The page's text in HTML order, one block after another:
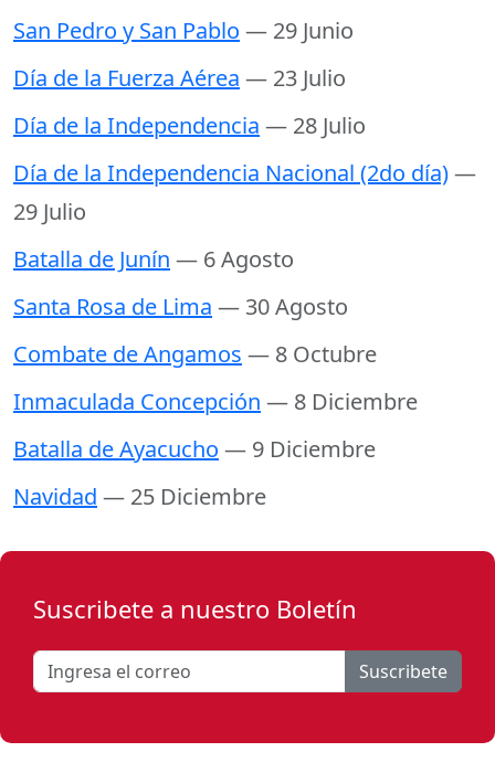
San Pedro y San Pablo — 29 Junio
Día de la Fuerza Aérea — 23 Julio
Día de la Independencia — 28 Julio
Día de la Independencia Nacional (2do día)—
29 Julio
Batalla de Junín — 6 Agosto
Santa Rosa de Lima — 30 Agosto
Combate de Angamos — 8 Octubre
Inmaculada Concepción — 8 Diciembre
Batalla de Ayacucho — 9 Diciembre
Navidad — 25 Diciembre
Suscribete a nuestro Boletín
Suscribete